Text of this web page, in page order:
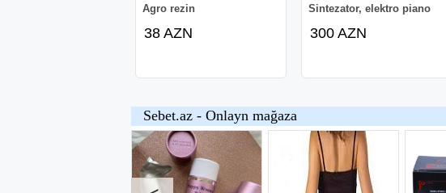
Agro rezin
38 AZN
Sintezator, elektro piano
300 AZN